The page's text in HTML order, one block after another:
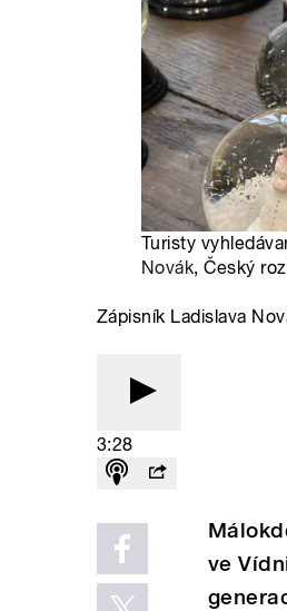
Turisty
Novák, Český
Zápisník Ladislava
3:28
ve